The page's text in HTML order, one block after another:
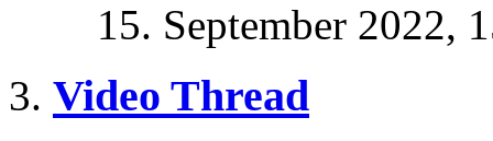
15. September 2022,
Video Thread